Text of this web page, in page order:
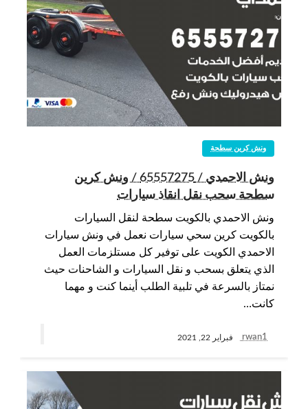
ونش كرين سطحة
ونش الاحمدي / 65557275 / ونش كرين
سطحة سحب نقل انقاذ سيارات
ونش الاحمدي بالكويت سطحة لنقل السيارات
بالكويت كرين سحي سيارات نعمل في ونش سيارات
الاحمدي الكويت على توفير كل مستلزمات العمل
الذي يتعلق بسحب و نقل السيارات و الشاحنات حيث
نمتاز بالسرعة في تلبية الطلب أينما كنت و مهما
كانت…
rwan1 فبراير 22, 2021